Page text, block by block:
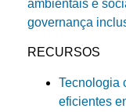
ambientais e
governança
RECURSOS
Tecnologia
eficientes